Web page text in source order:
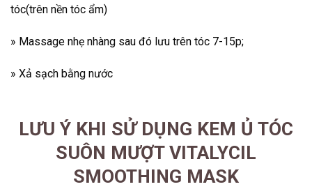
tóc(trên nền tóc ẩm)
» Massage nhẹ nhàng sau đó lưu trên tóc 7-15p;
» Xả sạch bằng nước
LƯU Ý KHI SỬ DỤNG KEM Ủ TÓC
SUÔN MƯỢT VITALYCIL
SMOOTHING MASK